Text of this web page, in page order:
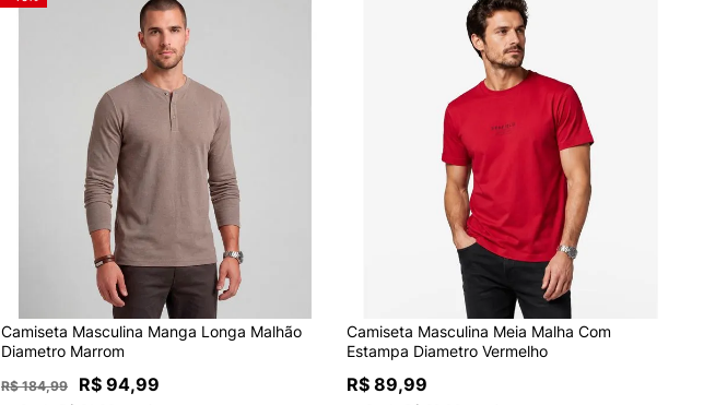
Camiseta Masculina Manga Longa Malhão
Diametro Marrom
R$ 184,99 R$ 94,99
Camiseta Masculina Meia Malha Com
Estampa Diametro Vermelho
R$ 89,99